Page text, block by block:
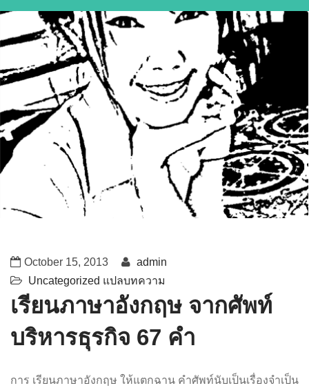
October 15, 2013
admin
Uncategorized แปลบทความ
เรียนภาษาอังกฤษ จากศัพท์
บริหารธุรกิจ 67 คำ
การ เรียนภาษาอังกฤษ ให้แตกฉาน คำศัพท์นับเป็นเรื่องจำเป็น